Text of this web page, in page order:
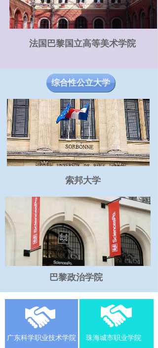
法国巴黎国立高等美术学院
综合性公立大学
索邦大学
巴黎政治学院
克莱蒙商学院中法项目
广东科学职业技术学院 珠海城市职业学院
克莱蒙商学院中法项目
广东科学职业技术学院 珠海城市职业学院
克莱蒙商学院中法项目
广东科学职业技术学院 珠海城市职业学院